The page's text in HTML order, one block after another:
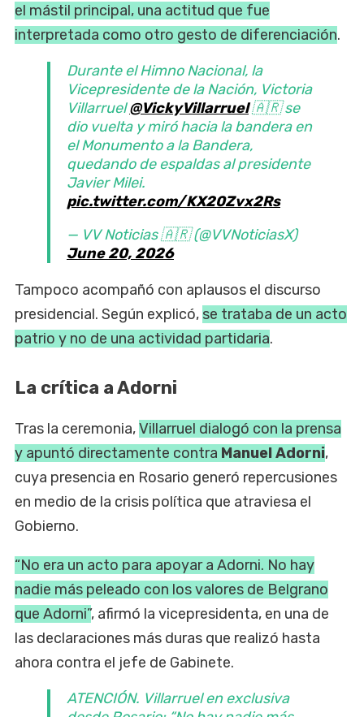
el mástil principal, una actitud que fue
interpretada como otro gesto de diferenciación.
Durante el Himno Nacional, la
Vicepresidente de la Nación, Victoria
Villarruel@VickyVillarruel🇦🇷 se
dio vuelta y miró hacia la bandera en
el Monumento a la Bandera,
quedando de espaldas al presidente
Javier Milei.
pic.twitter.com/KX20Zvx2Rs
— VV Noticias 🇦🇷 (@VVNoticiasX)
June 20, 2026
Tampoco acompañó con aplausos el discurso
presidencial. Según explicó, se trataba de un acto
patrio y no de una actividad partidaria.
La crítica a Adorni
Tras la ceremonia,Villarruel dialogó con la prensa
y apuntó directamente contra Manuel Adorni,
cuya presencia en Rosario generó repercusiones
en medio de la crisis política que atraviesa el
Gobierno.
“No era un acto para apoyar a Adorni. No hay
nadie más peleado con los valores de Belgrano
que Adorni”, afirmó la vicepresidenta, en una de
las declaraciones más duras que realizó hasta
ahora contra el jefe de Gabinete.
ATENCIÓN. Villarruel en exclusiva